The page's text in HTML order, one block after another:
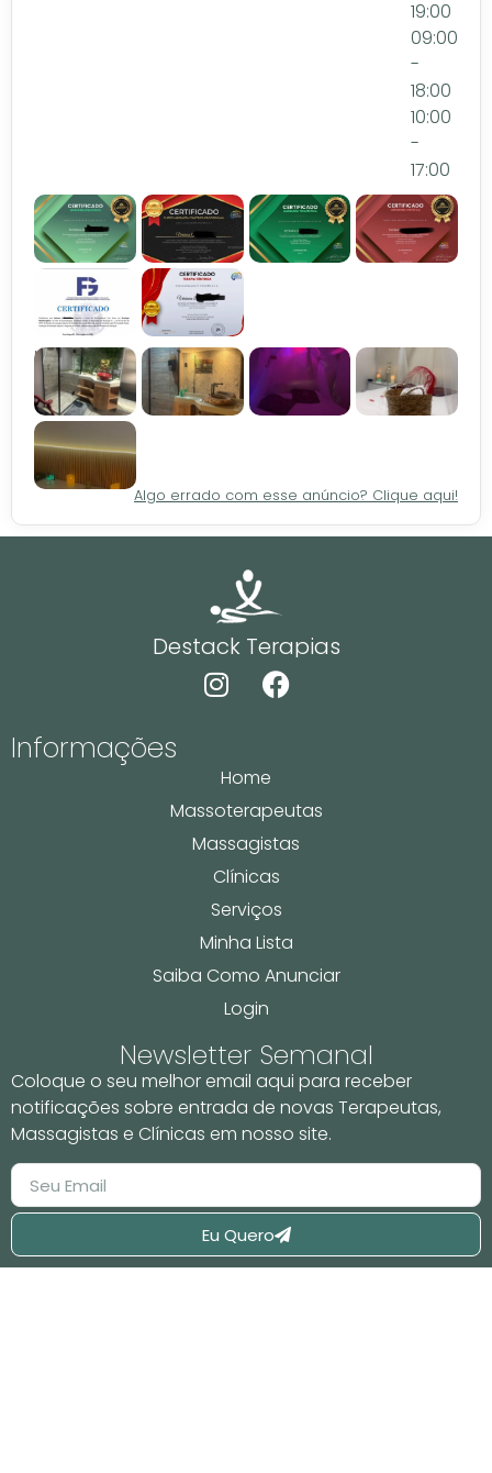
19:00
09:00
-
18:00
10:00
-
17:00
Certificado
Local
Algo errado com esse anúncio? Clique aqui!
Destack Terapias
Informações
Home
Massoterapeutas
Massagistas
Clínicas
Serviços
Minha Lista
Saiba Como Anunciar
Login
Newsletter Semanal
Coloque o seu melhor email aqui para receber
notificações sobre entrada de novas Terapeutas,
Massagistas e Clínicas em nosso site.
Eu Quero